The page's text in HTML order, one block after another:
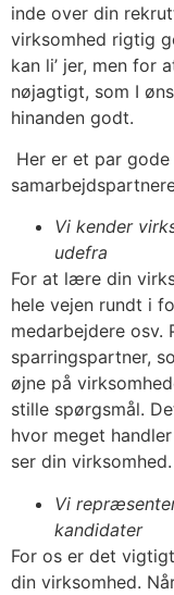
inde over din
virksomhed rigtig
kan li’ jer, men for
nøjagtigt, som I
hinanden godt.
Her er et par
Vi kender
udefra
For at lære din
hele vejen rundt i
medarbejdere osv.
sparringspartner,
øjne på
stille spørgsmål.
hvor meget
ser din
Vi
kandidater
For os er det
din virksomhed.